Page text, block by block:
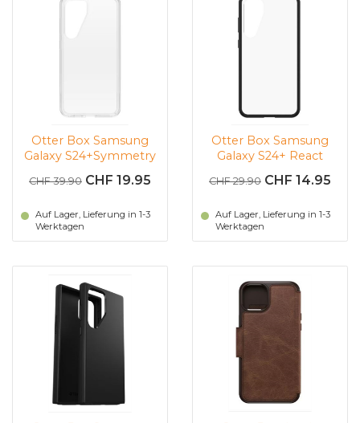
Otter Box Samsung
Galaxy S24+Symmetry
CHF 39.90 CHF 19.95
Auf Lager, Lieferung in 1-3
Werktagen
Otter Box Samsung
Galaxy S24+ React
Schwarz)
CHF 29.90 CHF 14.95
Auf Lager, Lieferung in 1-3
Werktagen